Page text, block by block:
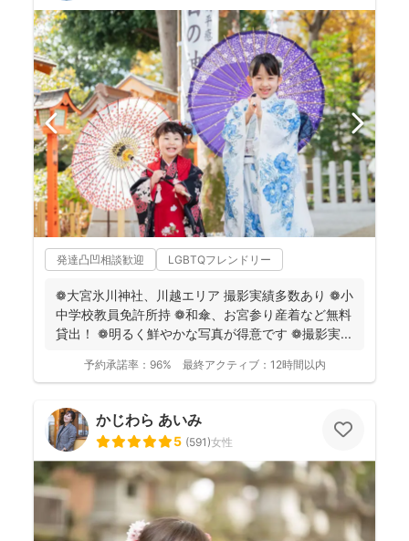
発達凸凹相談歓迎 LGBTQフレンドリー
❁大宮氷川神社、川越エリア 撮影実績多数あり ❁小
中学校教員免許所持 ❁和傘、お宮参り産着など無料
貸出！ ❁明るく鮮やかな写真が得意です ❁撮影実...
予約承諾率： 96% 最終アクティブ： 12時間以内
かじわら あいみ
5 (591)女性